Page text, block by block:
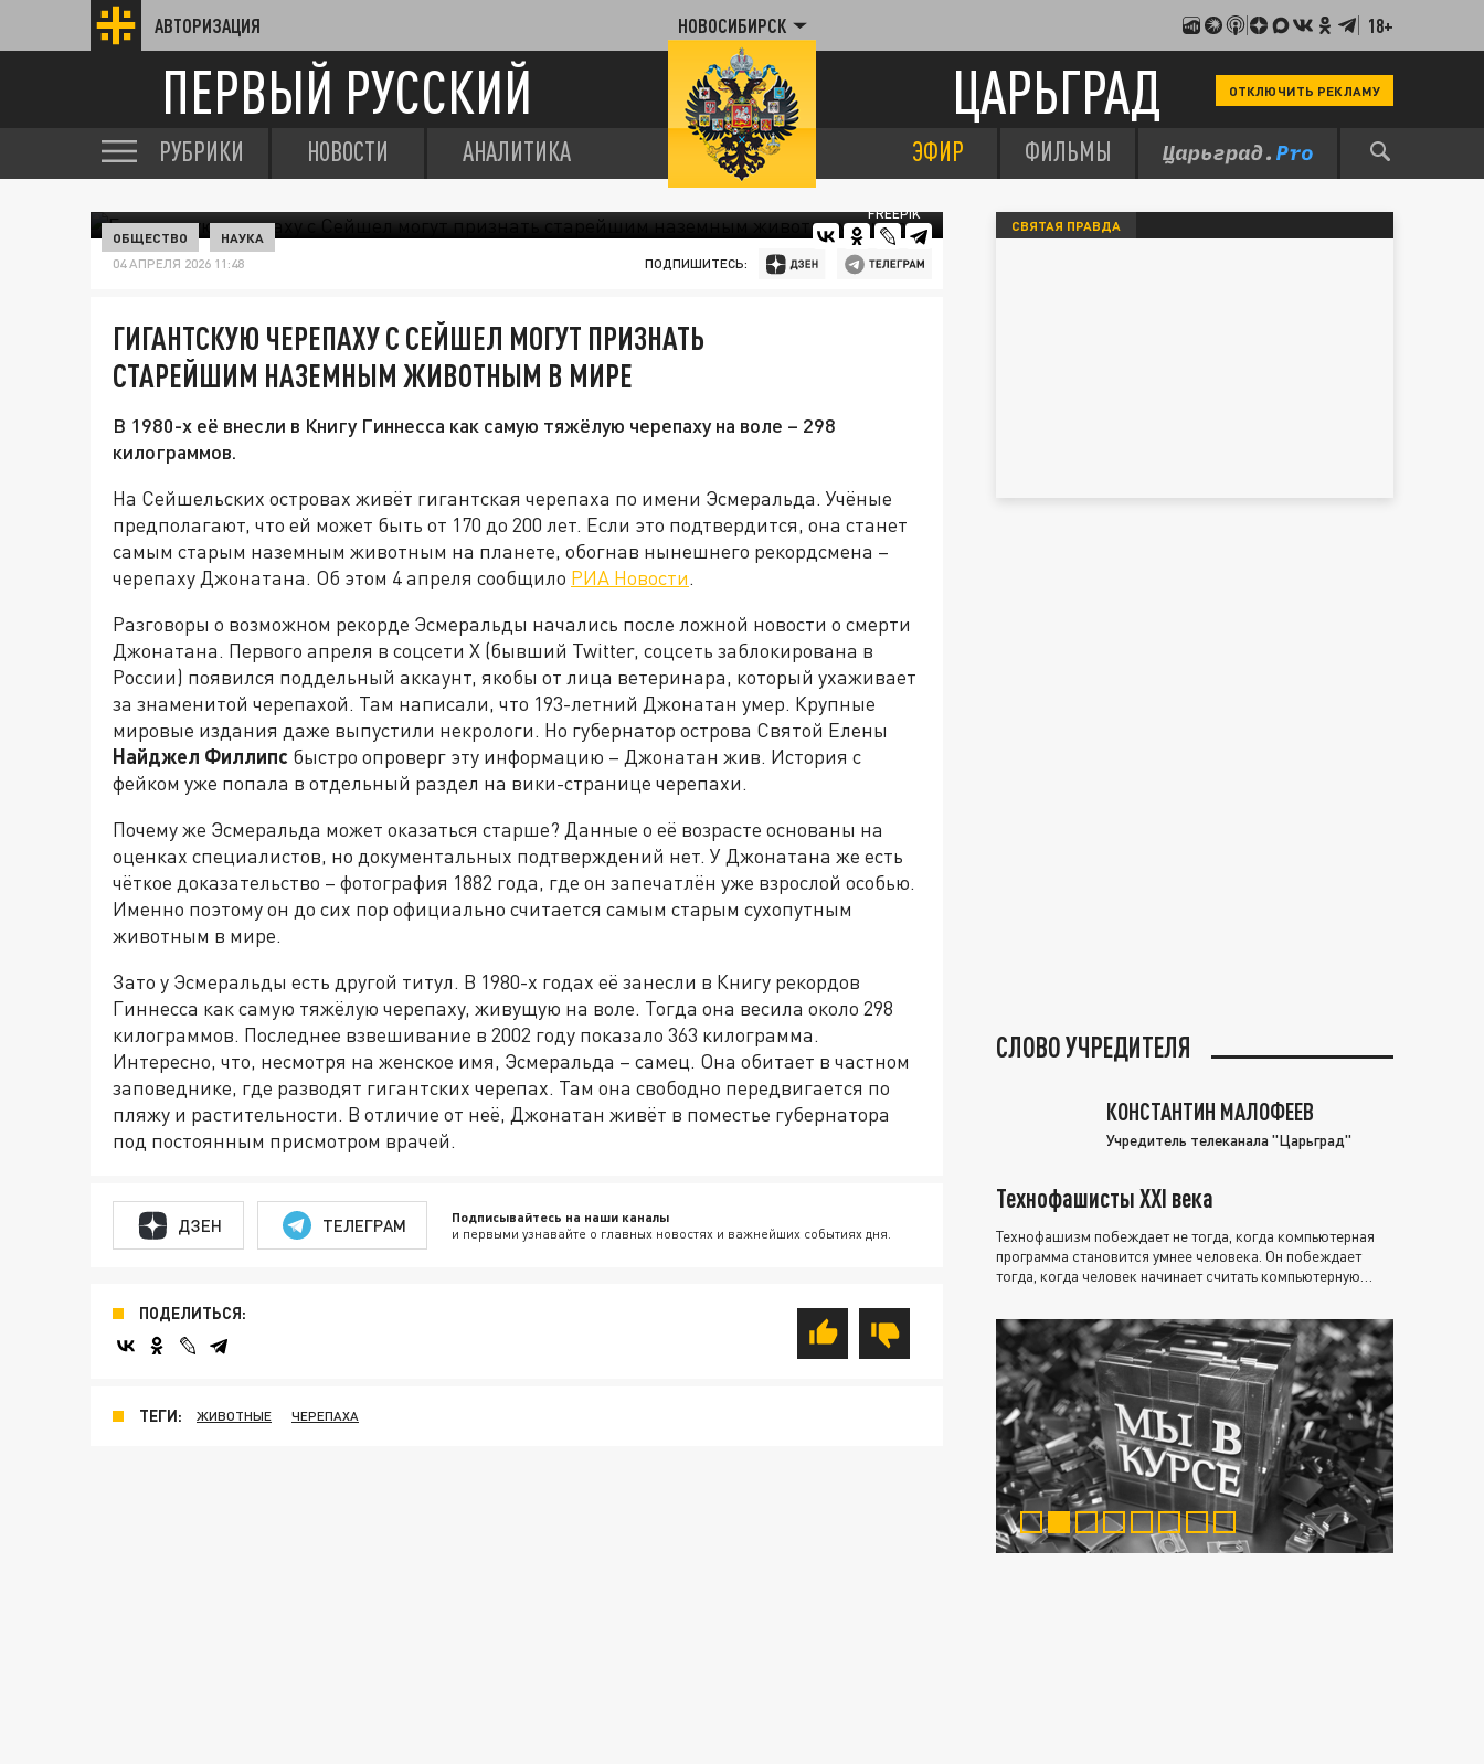
АВТОРИЗАЦИЯ НОВОСИБИРСК 18+
ПЕРВЫЙ РУССКИЙ ЦАРЬГРАД ОТКЛЮЧИТЬ РЕКЛАМУ
РУБРИКИ НОВОСТИ АНАЛИТИКА ЭФИР ФИЛЬМЫ
FREEPIK
ОБЩЕСТВО НАУКА
04 АПРЕЛЯ 2026 11:48 ПОДПИШИТЕСЬ:
ГИГАНТСКУЮ ЧЕРЕПАХУ С СЕЙШЕЛ МОГУТ ПРИЗНАТЬ
СТАРЕЙШИМ НАЗЕМНЫМ ЖИВОТНЫМ В МИРЕ
В 1980-х её внесли в Книгу Гиннесса как самую тяжёлую черепаху на воле – 298
килограммов.
На Сейшельских островах живёт гигантская черепаха по имени Эсмеральда. Учёные
предполагают, что ей может быть от 170 до 200 лет. Если это подтвердится, она станет
самым старым наземным животным на планете, обогнав нынешнего рекордсмена –
черепаху Джонатана. Об этом 4 апреля сообщило РИА Новости.
Разговоры о возможном рекорде Эсмеральды начались после ложной новости о смерти
Джонатана. Первого апреля в соцсети X (бывший Twitter, соцсеть заблокирована в
России) появился поддельный аккаунт, якобы от лица ветеринара, который ухаживает
за знаменитой черепахой. Там написали, что 193-летний Джонатан умер. Крупные
мировые издания даже выпустили некрологи. Но губернатор острова Святой Елены
Найджел Филлипс быстро опроверг эту информацию – Джонатан жив. История с
фейком уже попала в отдельный раздел на вики-странице черепахи.
Почему же Эсмеральда может оказаться старше? Данные о её возрасте основаны на
оценках специалистов, но документальных подтверждений нет. У Джонатана же есть
чёткое доказательство – фотография 1882 года, где он запечатлён уже взрослой особью.
Именно поэтому он до сих пор официально считается самым старым сухопутным
животным в мире.
Зато у Эсмеральды есть другой титул. В 1980-х годах её занесли в Книгу рекордов
Гиннесса как самую тяжёлую черепаху, живущую на воле. Тогда она весила около 298
килограммов. Последнее взвешивание в 2002 году показало 363 килограмма.
Интересно, что, несмотря на женское имя, Эсмеральда – самец. Она обитает в частном
заповеднике, где разводят гигантских черепах. Там она свободно передвигается по
пляжу и растительности. В отличие от неё, Джонатан живёт в поместье губернатора
под постоянным присмотром врачей.
ДЗЕН ТЕЛЕГРАМ Подписывайтесь на наши каналы
и первыми узнавайте о главных новостях и важнейших событиях дня.
ПОДЕЛИТЬСЯ:
ТЕГИ: ЖИВОТНЫЕ ЧЕРЕПАХА
СВЯТАЯ ПРАВДА
СЛОВО УЧРЕДИТЕЛЯ
КОНСТАНТИН МАЛОФЕЕВ
Учредитель телеканала "Царьград"
Технофашисты XXI века
Технофашизм побеждает не тогда, когда компьютерная
программа становится умнее человека. Он побеждает
тогда, когда человек начинает считать компьютерную